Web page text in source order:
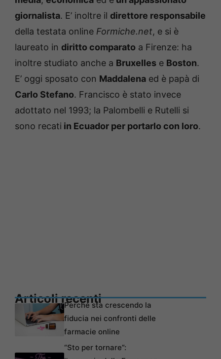
giornalista. E’ inoltre il direttore responsabile
della testata online Formiche.net, e si è
laureato in diritto comparato a Firenze: ha
inoltre studiato anche a Bruxelles e Boston.
E’ oggi sposato con Maddalena ed è papà di
Carlo Stefano. Francisco è stato invece
adottato nel 1993; la Palombelli e Rutelli si
sono recati in Ecuador per portarlo con loro.
Articoli recentiPerché sta crescendo la
fiducia nei confronti delle
farmacie online
“Sto per tornare”: